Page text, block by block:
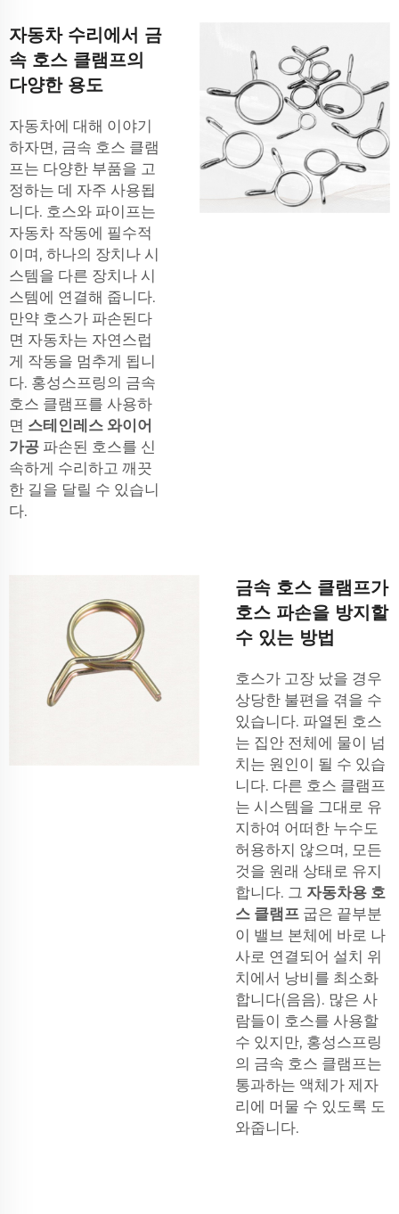
자동차 수리에서 금
속 호스 클램프의
다양한 용도
자동차에 대해 이야기
하자면, 금속 호스 클램
프는 다양한 부품을 고
정하는 데 자주 사용됩
니다. 호스와 파이프는
자동차 작동에 필수적
이며, 하나의 장치나 시
스템을 다른 장치나 시
스템에 연결해 줍니다.
만약 호스가 파손된다
면 자동차는 자연스럽
게 작동을 멈추게 됩니
다. 홍성스프링의 금속
호스 클램프를 사용하
면 스테인레스 와이어
가공 파손된 호스를 신
속하게 수리하고 깨끗
한 길을 달릴 수 있습니
다.
금속 호스 클램프가
호스 파손을 방지할
수 있는 방법
호스가 고장 났을 경우
상당한 불편을 겪을 수
있습니다. 파열된 호스
는 집안 전체에 물이 넘
치는 원인이 될 수 있습
니다. 다른 호스 클램프
는 시스템을 그대로 유
지하여 어떠한 누수도
허용하지 않으며, 모든
것을 원래 상태로 유지
합니다. 그 자동차용 호
스 클램프 굽은 끝부분
이 밸브 본체에 바로 나
사로 연결되어 설치 위
치에서 낭비를 최소화
합니다(음음). 많은 사
람들이 호스를 사용할
수 있지만, 홍성스프링
의 금속 호스 클램프는
통과하는 액체가 제자
리에 머물 수 있도록 도
와줍니다.